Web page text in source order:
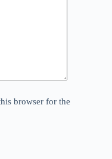
browser for the